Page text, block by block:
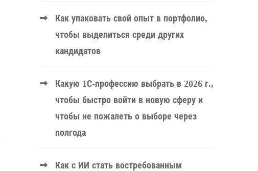
Как упаковать свой опыт в портфолио,
чтобы выделиться среди других
кандидатов
Какую 1С-профессию выбрать в 2026 г.,
чтобы быстро войти в новую сферу и
чтобы не пожалеть о выборе через
полгода
Как с ИИ стать востребованным